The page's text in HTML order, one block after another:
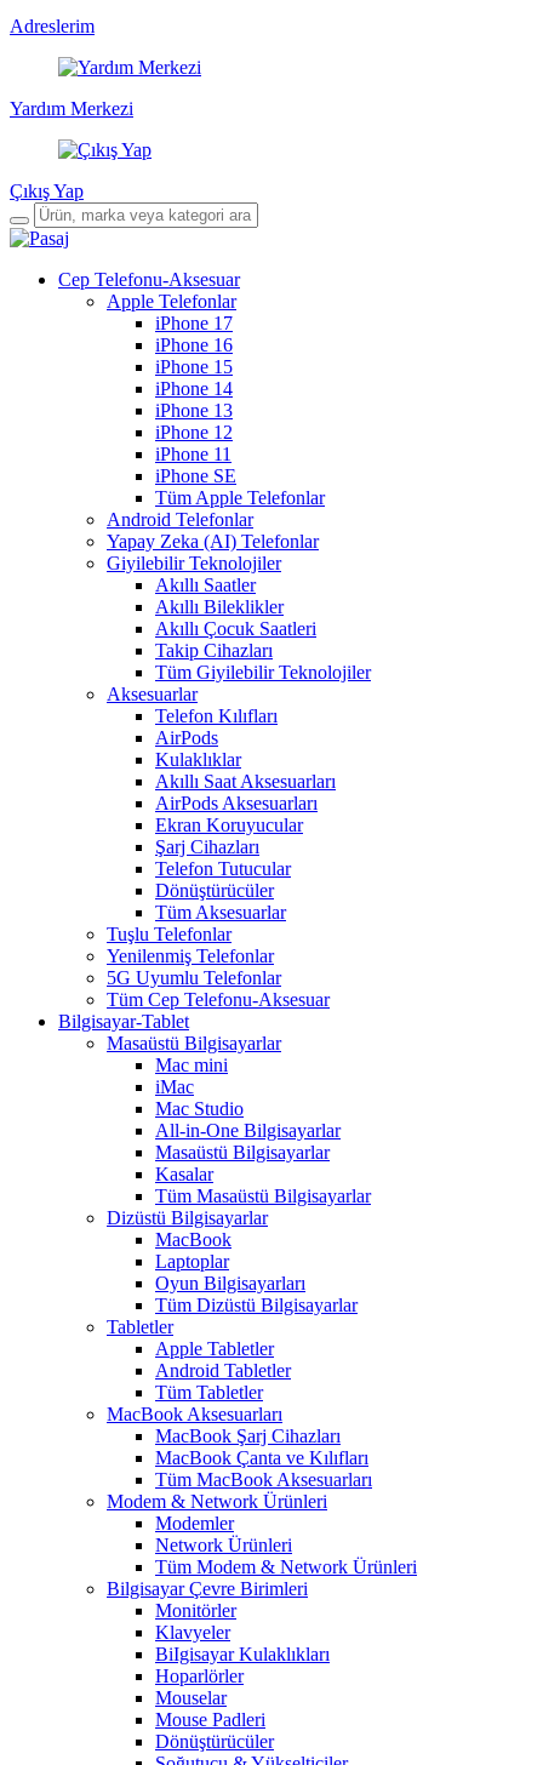
Adreslerim
Yardım Merkezi
Çıkış Yap
Cep Telefonu-Aksesuar
Apple Telefonlar
iPhone 17
iPhone 16
iPhone 15
iPhone 14
iPhone 13
iPhone 12
iPhone 11
iPhone SE
Tüm Apple Telefonlar
Android Telefonlar
Yapay Zeka (AI) Telefonlar
Giyilebilir Teknolojiler
Akıllı Saatler
Akıllı Bileklikler
Akıllı Çocuk Saatleri
Takip Cihazları
Tüm Giyilebilir Teknolojiler
Aksesuarlar
Telefon Kılıfları
AirPods
Kulaklıklar
Akıllı Saat Aksesuarları
AirPods Aksesuarları
Ekran Koruyucular
Şarj Cihazları
Telefon Tutucular
Dönüştürücüler
Tüm Aksesuarlar
Tuşlu Telefonlar
Yenilenmiş Telefonlar
5G Uyumlu Telefonlar
Tüm Cep Telefonu-Aksesuar
Bilgisayar-Tablet
Masaüstü Bilgisayarlar
Mac mini
iMac
Mac Studio
All-in-One Bilgisayarlar
Masaüstü Bilgisayarlar
Kasalar
Tüm Masaüstü Bilgisayarlar
Dizüstü Bilgisayarlar
MacBook
Laptoplar
Oyun Bilgisayarları
Tüm Dizüstü Bilgisayarlar
Tabletler
Apple Tabletler
Android Tabletler
Tüm Tabletler
MacBook Aksesuarları
MacBook Şarj Cihazları
MacBook Çanta ve Kılıfları
Tüm MacBook Aksesuarları
Modem & Network Ürünleri
Modemler
Network Ürünleri
Tüm Modem & Network Ürünleri
Bilgisayar Çevre Birimleri
Monitörler
Klavyeler
BiIgisayar Kulaklıkları
Hoparlörler
Mouselar
Mouse Padleri
Dönüştürücüler